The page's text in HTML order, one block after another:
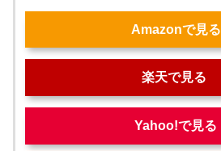
Amazonで見る
楽天で見る
Yahoo!で見る